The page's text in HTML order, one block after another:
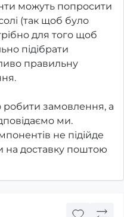
можуть попросити
(так щоб було
для того щоб
підібрати
правильну
замовлення, а
ми.
не підійде
на доставку поштою